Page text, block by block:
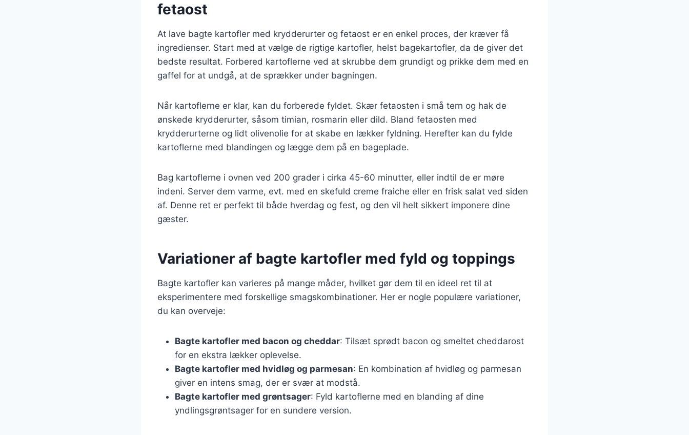
fetaost
At lave bagte kartofler med krydderurter og fetaost er en enkel proces, der kræver få
ingredienser. Start med at vælge de rigtige kartofler, helst bagekartofler, da de giver det
bedste resultat. Forbered kartoflerne ved at skrubbe dem grundigt og prikke dem med en
gaffel for at undgå, at de sprækker under bagningen.
Når kartoflerne er klar, kan du forberede fyldet. Skær fetaosten i små tern og hak de
ønskede krydderurter, såsom timian, rosmarin eller dild. Bland fetaosten med
krydderurterne og lidt olivenolie for at skabe en lækker fyldning. Herefter kan du fylde
kartoflerne med blandingen og lægge dem på en bageplade.
Bag kartoflerne i ovnen ved 200 grader i cirka 45-60 minutter, eller indtil de er møre
indeni. Server dem varme, evt. med en skefuld creme fraiche eller en frisk salat ved siden
af. Denne ret er perfekt til både hverdag og fest, og den vil helt sikkert imponere dine
gæster.
Variationer af bagte kartofler med fyld og toppings
Bagte kartofler kan varieres på mange måder, hvilket gør dem til en ideel ret til at
eksperimentere med forskellige smagskombinationer. Her er nogle populære variationer,
du kan overveje:
Bagte kartofler med bacon og cheddar: Tilsæt sprødt bacon og smeltet cheddarost
for en ekstra lækker oplevelse.
Bagte kartofler med hvidløg og parmesan: En kombination af hvidløg og parmesan
giver en intens smag, der er svær at modstå.
Bagte kartofler med grøntsager: Fyld kartoflerne med en blanding af dine
yndlingsgrøntsager for en sundere version.